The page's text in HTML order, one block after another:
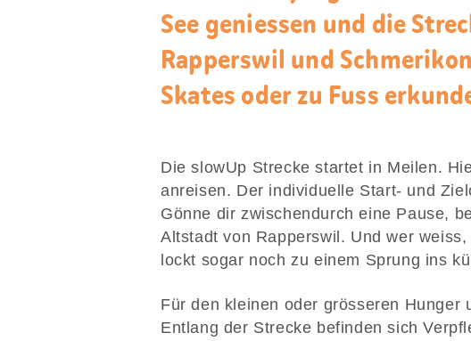
See geniessen und die
Rapperswil und
Skates oder zu Fuss
Die slowUp Strecke startet in Meilen.
anreisen. Der individuelle Start- und
Gönne dir zwischendurch eine Pause,
Altstadt von Rapperswil. Und wer
lockt sogar noch zu einem Sprung ins
Für den kleinen oder grösseren Hunger
Entlang der Strecke befinden sich